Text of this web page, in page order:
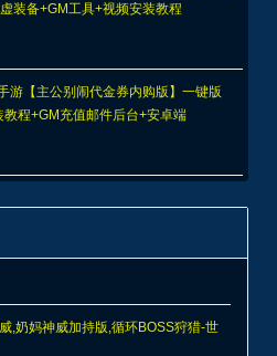
装备+GM工具+视频安装教程
游【主公别闹代金券内购版】一键版
教程+GM充值邮件后台+安卓端
,奶妈神威加持版,循环BOSS狩猎-世